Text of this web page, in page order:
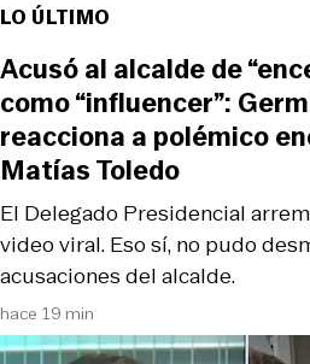
LO ÚLTIMO
hace 19 min
El Delegado Presidencial
video viral. Eso sí, no pudo
acusaciones del alcalde.
Acusó al alcalde de
como “influencer”:
reacciona a polémico
Matías Toledo